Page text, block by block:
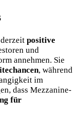
positive
und
annehmen. Sie
, während
im
dass Mezzanine-
für